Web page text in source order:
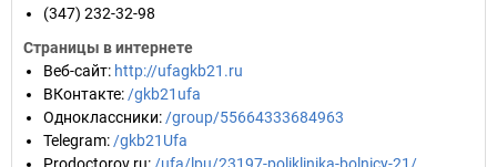
(347) 232-32-98
Страницы в интернете
Веб-сайт: http://ufagkb21.ru
ВКонтакте: /gkb21ufa
Одноклассники: /group/55664333684963
Telegram: /gkb21Ufa